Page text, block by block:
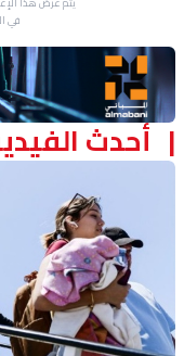
في
Advertisement Section
أحدث